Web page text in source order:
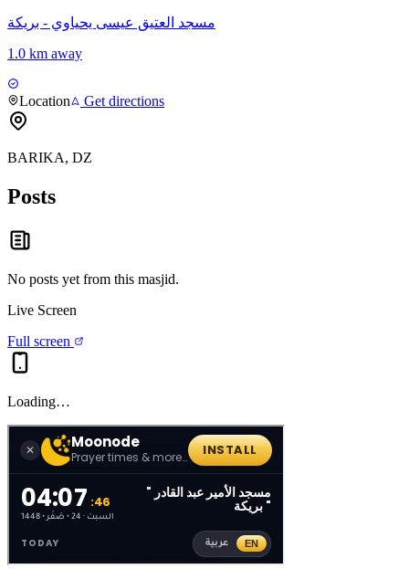
مسجد العتيق عيسى يحياوي - بريكة
1.0 km away
Location Get directions
BARIKA, DZ
Posts
No posts yet from this masjid.
Live Screen
Full screen
Loading…